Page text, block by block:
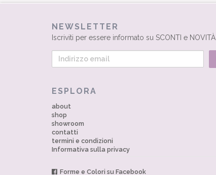
NEWSLETTER
Iscriviti per essere informato su SCONTI e NOVITÀ
ESPLORA
about
shop
showroom
contatti
termini e condizioni
Informativa sulla privacy
Forme e Colori su Facebook